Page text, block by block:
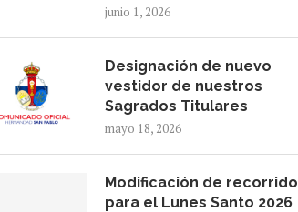
junio 1, 2026
Designación de nuevo
vestidor de nuestros
Sagrados Titulares
mayo 18, 2026
Modificación de recorrido
para el Lunes Santo 2026